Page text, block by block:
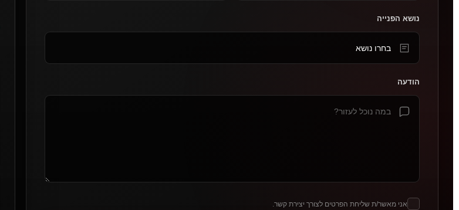
נושא הפנייה
הודעה
אני מאשר/ת שליחת הפרטים לצורך יצירת קשר.